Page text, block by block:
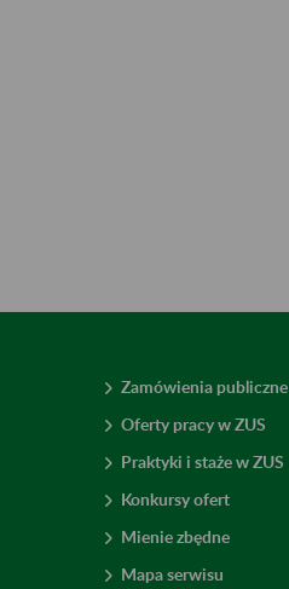
Zamówienia publiczne
Oferty pracy w ZUS
Praktyki i staże w ZUS
Konkursy ofert
Mienie zbędne
Mapa serwisu